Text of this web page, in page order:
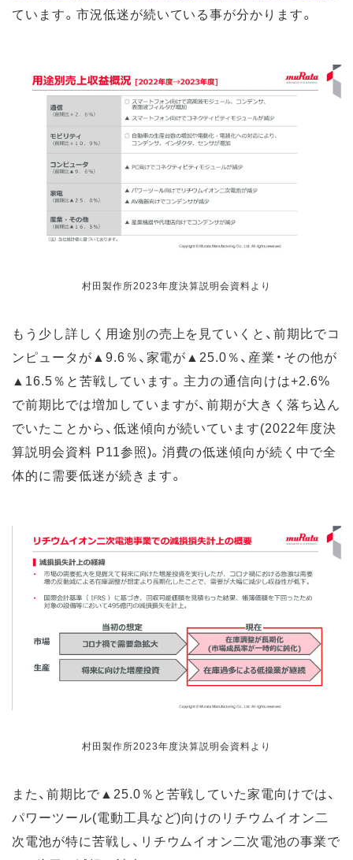
ています。市況低迷が続いている事が分かります。
村田製作所2023年度決算説明会資料より
もう少し詳しく用途別の売上を見ていくと、前期比でコ
ンピュータが▲9.6％、家電が▲25.0％、産業・その他が
▲16.5％と苦戦しています。主力の通信向けは+2.6%
で前期比では増加していますが、前期が大きく落ち込ん
でいたことから、低迷傾向が続いています(2022年度決
算説明会資料 P11参照)。消費の低迷傾向が続く中で全
体的に需要低迷が続きます。
村田製作所2023年度決算説明会資料より
また、前期比で▲25.0％と苦戦していた家電向けでは、
パワーツール(電動工具など)向けのリチウムイオン二
次電池が特に苦戦し、リチウムイオン二次電池の事業で